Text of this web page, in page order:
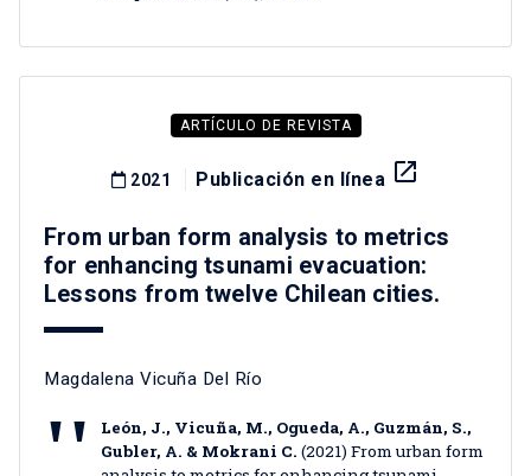
ARTÍCULO DE REVISTA
2021 Publicación en línea launch
From urban form analysis to metrics
for enhancing tsunami evacuation:
Lessons from twelve Chilean cities.
Magdalena Vicuña Del Río
León, J., Vicuña, M., Ogueda, A., Guzmán, S.,
Gubler, A. & Mokrani C. (2021) From urban form